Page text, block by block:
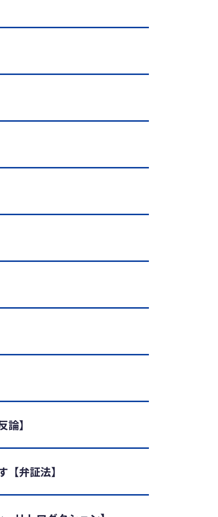
】
弁証法】